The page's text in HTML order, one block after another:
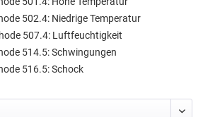
502.4: Niedrige Temperatur
507.4: Luftfeuchtigkeit
514.5: Schwingungen
516.5: Schock